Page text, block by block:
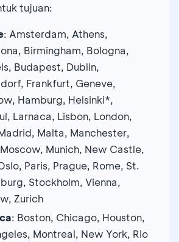
tujuan:
: Amsterdam, Athens,
Birmingham, Bologna,
Budapest, Dublin,
Frankfurt, Geneve,
Hamburg, Helsinki*,
Larnaca, Lisbon, London,
Malta, Manchester,
Munich, New Castle,
Paris, Prague, Rome, St.
Stockholm, Vienna,
Zurich
: Boston, Chicago, Houston,
Montreal, New York, Rio